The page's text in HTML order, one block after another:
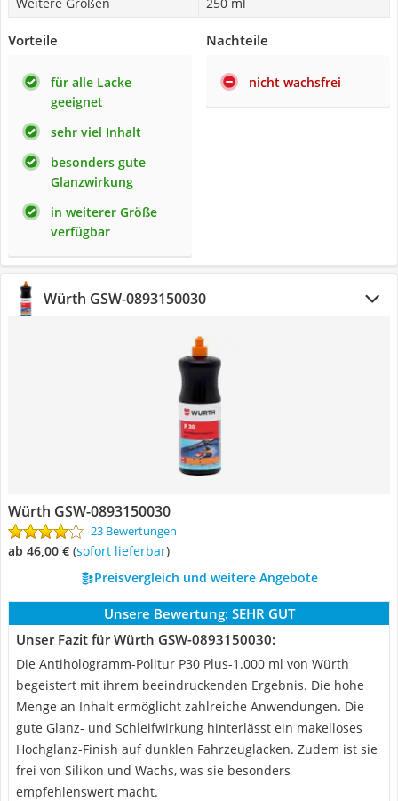
Vorteile
für alle Lacke
geeignet
sehr viel Inhalt
besonders gute
Glanzwirkung
in weiterer Größe
verfügbar
Nachteile
nicht wachsfrei
Würth GSW-0893150030
Würth GSW-0893150030
23 Bewertungen
ab 46,00 € ( Sofort lieferbar)
Preisvergleich und weitere Angebote
Unsere Bewertung: SEHR GUT
Unser Fazit für Würth GSW-0893150030:
Die Antihologramm-Politur P30 Plus-1.000 ml von Würth
begeistert mit ihrem beeindruckenden Ergebnis. Die hohe
Menge an Inhalt ermöglicht zahlreiche Anwendungen. Die
gute Glanz- und Schleifwirkung hinterlässt ein makelloses
Hochglanz-Finish auf dunklen Fahrzeuglacken. Zudem ist sie
frei von Silikon und Wachs, was sie besonders
empfehlenswert macht.